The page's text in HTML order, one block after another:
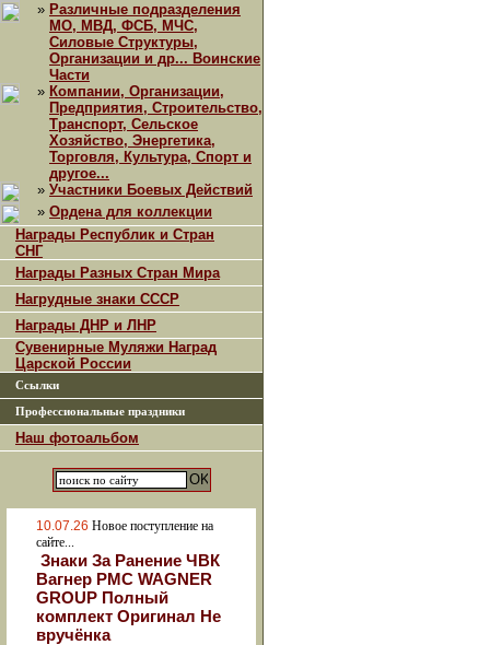
» Различные подразделения
МО, МВД, ФСБ, МЧС,
Силовые Структуры,
Организации и др... Воинские
Части
» Компании, Организации,
Предприятия, Строительство,
Транспорт, Сельское
Хозяйство, Энергетика,
Торговля, Культура, Спорт и
другое...
» Участники Боевых Действий
» Ордена для коллекции
Награды Республик и Стран
СНГ
Награды Разных Стран Мира
Нагрудные знаки СССР
Награды ДНР и ЛНР
Сувенирные Муляжи Наград
Царской России
Ссылки
Профессиональные праздники
Наш фотоальбом
10.07.26 Новое поступление на
сайте...
Знаки За Ранение ЧВК
Вагнер РМС WAGNER
GROUP Полный
комплект Оригинал Не
вручёнка